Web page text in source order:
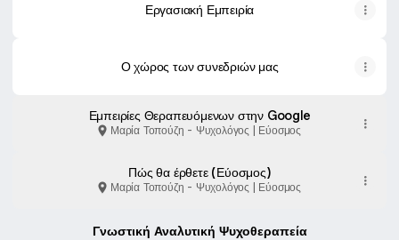
Εργασιακή Εμπειρία
Ο χώρος των συνεδριών μας
Εμπειρίες Θεραπευόμενων στην Google
Μαρία Τοπούζη - Ψυχολόγος | Εύοσμος
Πώς θα έρθετε (Εύοσμος)
Μαρία Τοπούζη - Ψυχολόγος | Εύοσμος
Γνωστική Αναλυτική Ψυχοθεραπεία